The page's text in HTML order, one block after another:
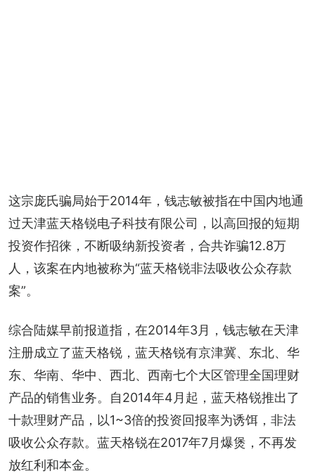
这宗庞氏骗局始于2014年，钱志敏被指在中国内地通
过天津蓝天格锐电子科技有限公司，以高回报的短期
投资作招徕，不断吸纳新投资者，合共诈骗12.8万
人，该案在内地被称为“蓝天格锐非法吸收公众存款
案”。
综合陆媒早前报道指，在2014年3月，钱志敏在天津
注册成立了蓝天格锐，蓝天格锐有京津冀、东北、华
东、华南、华中、西北、西南七个大区管理全国理财
产品的销售业务。自2014年4月起，蓝天格锐推出了
十款理财产品，以1~3倍的投资回报率为诱饵，非法
吸收公众存款。蓝天格锐在2017年7月爆煲，不再发
放红利和本金。